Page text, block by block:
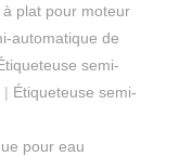
plat pour moteur
automatique de
semi-
| Étiqueteuse semi-
pour eau